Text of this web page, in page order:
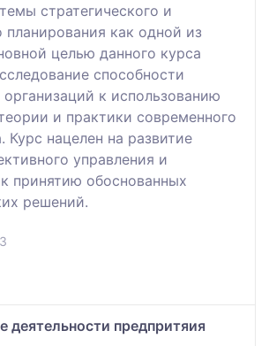
стратегического и
планирования как одной из
целью данного курса
способности
к использованию
и практики современного
Курс нацелен на развитие
управления и
принятию обоснованных
решений.
деятельности предпритяия